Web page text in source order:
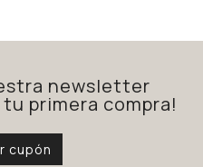
newsletter
tu primera compra!
cupón